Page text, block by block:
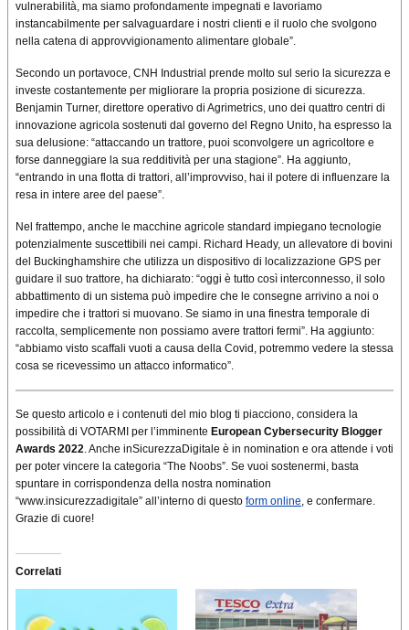
vulnerabilità, ma siamo profondamente impegnati e lavoriamo
instancabilmente per salvaguardare i nostri clienti e il ruolo che svolgono
nella catena di approvvigionamento alimentare globale”.
Secondo un portavoce, CNH Industrial prende molto sul serio la sicurezza e
investe costantemente per migliorare la propria posizione di sicurezza.
Benjamin Turner, direttore operativo di Agrimetrics, uno dei quattro centri di
innovazione agricola sostenuti dal governo del Regno Unito, ha espresso la
sua delusione: “attaccando un trattore, puoi sconvolgere un agricoltore e
forse danneggiare la sua redditività per una stagione”. Ha aggiunto,
“entrando in una flotta di trattori, all’improvviso, hai il potere di influenzare la
resa in intere aree del paese”.
Nel frattempo, anche le macchine agricole standard impiegano tecnologie
potenzialmente suscettibili nei campi. Richard Heady, un allevatore di bovini
del Buckinghamshire che utilizza un dispositivo di localizzazione GPS per
guidare il suo trattore, ha dichiarato: “oggi è tutto così interconnesso, il solo
abbattimento di un sistema può impedire che le consegne arrivino a noi o
impedire che i trattori si muovano. Se siamo in una finestra temporale di
raccolta, semplicemente non possiamo avere trattori fermi”. Ha aggiunto:
“abbiamo visto scaffali vuoti a causa della Covid, potremmo vedere la stessa
cosa se ricevessimo un attacco informatico”.
Se questo articolo e i contenuti del mio blog ti piacciono, considera la
possibilità di VOTARMI per l’imminente European Cybersecurity Blogger
Awards 2022. Anche inSicurezzaDigitale è in nomination e ora attende i voti
per poter vincere la categoria “The Noobs”. Se vuoi sostenermi, basta
spuntare in corrispondenza della nostra nomination
“www.insicurezzadigitale” all’interno di questo form online, e confermare.
Grazie di cuore!
Correlati